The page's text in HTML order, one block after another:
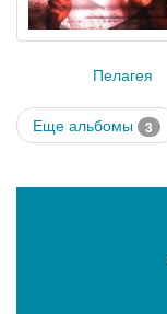
Пелагея
Еще альбомы 3